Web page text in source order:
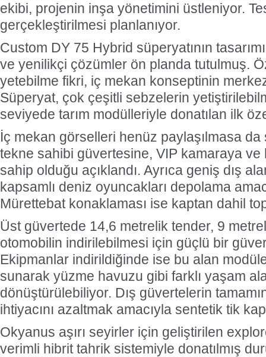
ekibi, projenin inşa yönetimini üstleniyor.
gerçekleştirilmesi planlanıyor.
Custom DY 75 Hybrid süperyatının
ve yenilikçi çözümler ön planda tutulmuş.
yetebilme fikri, iç mekan konseptinin
Süperyat, çok çeşitli sebzelerin
seviyede tarım modülleriyle donatılan ilk
İç mekan görselleri henüz paylaşılmasa da
tekne sahibi güvertesine, VIP kamaraya ve
sahip olduğu açıklandı. Ayrıca geniş dış
kapsamlı deniz oyuncakları depolama
Mürettebat konaklaması ise kaptan dahil
Üst güvertede 14,6 metrelik tender, 9
otomobilin indirilebilmesi için güçlü bir
Ekipmanlar indirildiğinde ise bu alan
sunarak yüzme havuzu gibi farklı yaşam
dönüştürülebiliyor. Dış güvertelerin
ihtiyacını azaltmak amacıyla sentetik tik
Okyanus aşırı seyirler için geliştirilen
verimli hibrit tahrik sistemiyle donatılmış